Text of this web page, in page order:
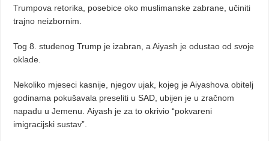
Trumpova retorika, posebice oko muslimanske zabrane, učiniti
trajno neizbornim.
Tog 8. studenog Trump je izabran, a Aiyash je odustao od svoje
oklade.
Nekoliko mjeseci kasnije, njegov ujak, kojeg je Aiyashova obitelj
godinama pokušavala preseliti u SAD, ubijen je u zračnom
napadu u Jemenu. Aiyash je za to okrivio “pokvareni
imigracijski sustav”.